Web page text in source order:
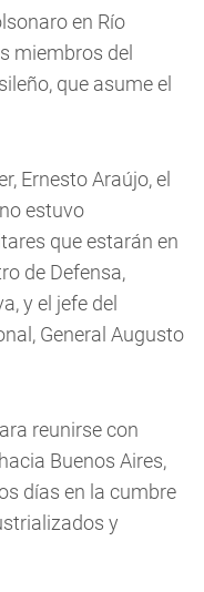
en Río
miembros del
que asume el
Ernesto Araújo, el
estuvo
que estarán en
de Defensa,
y el jefe del
General Augusto
reunirse con
Buenos Aires,
días en la cumbre
y